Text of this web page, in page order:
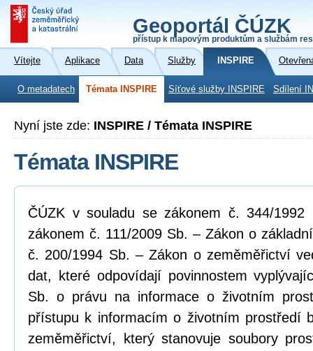
Geoportál ČÚZK
přístup k mapovým produktům a službám
Vítejte Aplikace Data Služby INSPIRE
O metadatech Témata INSPIRE Síťové služby INSPIRE Sdílení
Nyní jste zde: INSPIRE / Témata INSPIRE
Témata INSPIRE
ČÚZK v souladu se zákonem č. 344/
zákonem č. 111/2009 Sb. – Zákon o
č. 200/1994 Sb. – Zákon o zeměměřictví
dat, které odpovídají povinnostem
Sb. o právu na informace o životním
přístupu k informacím o životním prostředí
zeměměřictví, který stanovuje soubory